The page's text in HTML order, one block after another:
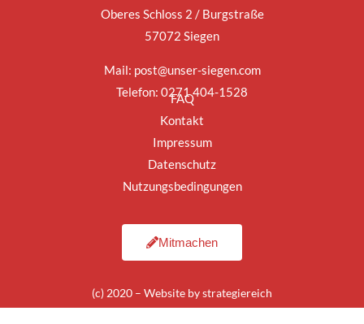
Oberes Schloss 2 / Burgstraße
57072 Siegen
Mail: post@unser-siegen.com
Telefon: 0271 404-1528
FAQ
Kontakt
Impressum
Datenschutz
Nutzungsbedingungen
(c) 2020 – Website bystrategiereich
Mitmachen